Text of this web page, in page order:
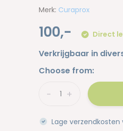
Merk: Curaprox
100,- Direct
Verkrijgbaar in
Choose from:
+
-
Lage verzendkosten